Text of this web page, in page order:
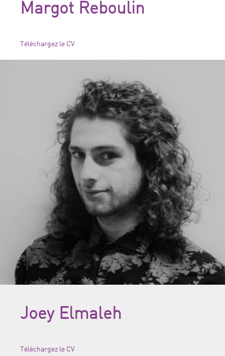
Margot Reboulin
Téléchargez le CV
Joey Elmaleh
Téléchargez le CV